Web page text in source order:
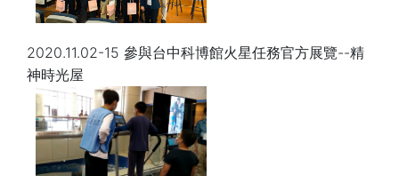
2020.11.02-15 參與台中科博館火星任務官方展覽--精
神時光屋